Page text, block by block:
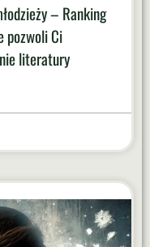
– Ranking
pozwoli Ci
literatury